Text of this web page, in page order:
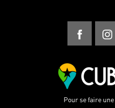
Pour se faire